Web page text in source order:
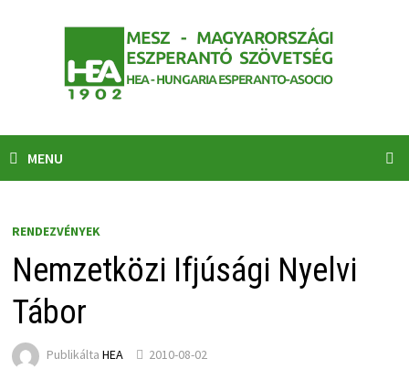
MENU
RENDEZVÉNYEK
Nemzetközi Ifjúsági Nyelvi
Tábor
Publikálta HEA 2010-08-02